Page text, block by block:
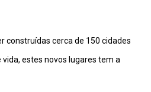
construídas cerca de 150 cidades
estes novos lugares tem a